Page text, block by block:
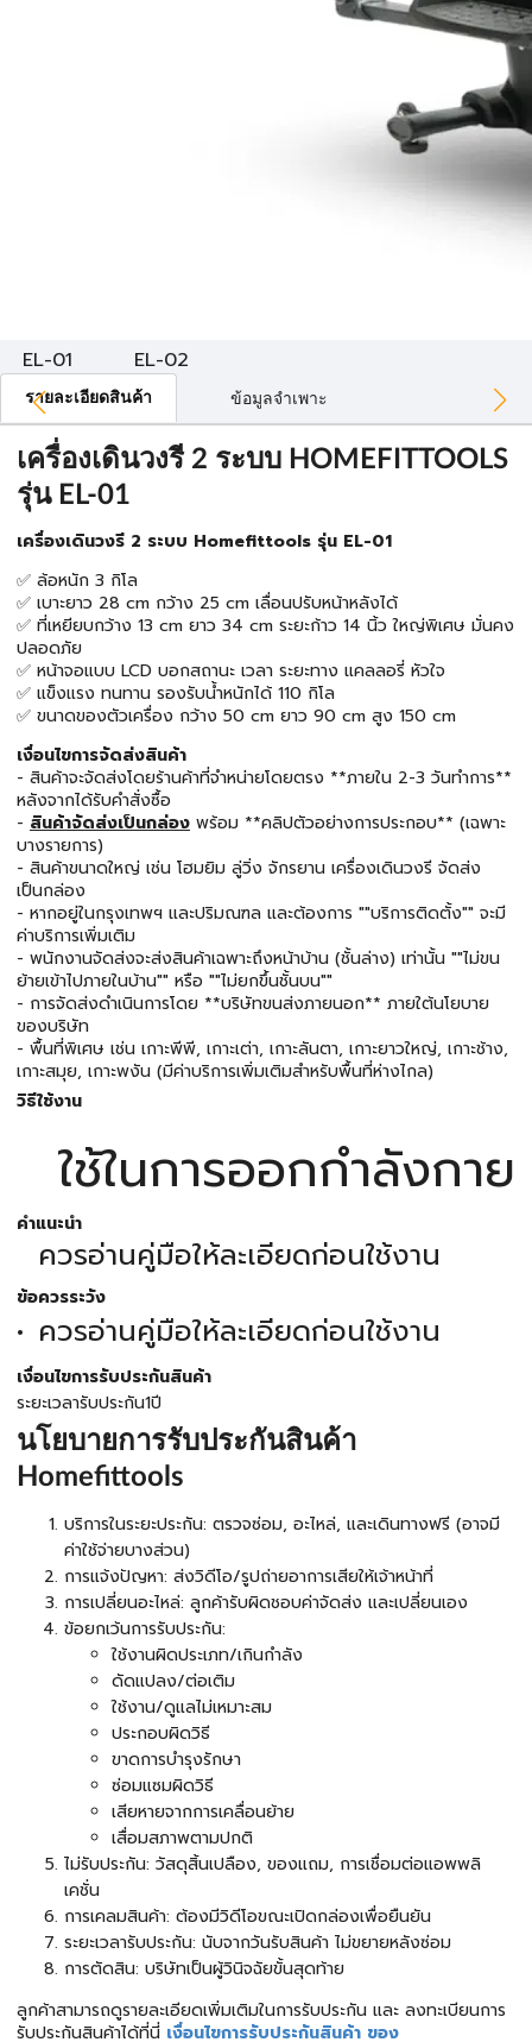
EL-01 EL-02
รายละเอียดสินค้า ข้อมูลจำเพาะ
เครื่องเดินวงรี 2 ระบบ HOMEFITTOOLS
รุ่น EL-01
เครื่องเดินวงรี 2 ระบบ Homefittools รุ่น EL-01
✅ ล้อหนัก 3 กิโล
✅ เบาะยาว 28 cm กว้าง 25 cm เลื่อนปรับหน้าหลังได้
✅ ที่เหยียบกว้าง 13 cm ยาว 34 cm ระยะก้าว 14 นิ้ว ใหญ่พิเศษ มั่นคง
ปลอดภัย
✅ หน้าจอแบบ LCD บอกสถานะ เวลา ระยะทาง แคลลอรี่ หัวใจ
✅ แข็งแรง ทนทาน รองรับน้ำหนักได้ 110 กิโล
✅ ขนาดของตัวเครื่อง กว้าง 50 cm ยาว 90 cm สูง 150 cm
เงื่อนไขการจัดส่งสินค้า
- สินค้าจะจัดส่งโดยร้านค้าที่จำหน่ายโดยตรง **ภายใน 2-3 วันทำการ**
หลังจากได้รับคำสั่งซื้อ
- สินค้าจัดส่งเป็นกล่อง พร้อม **คลิปตัวอย่างการประกอบ** (เฉพาะ
บางรายการ)
- สินค้าขนาดใหญ่ เช่น โฮมยิม ลู่วิ่ง จักรยาน เครื่องเดินวงรี จัดส่ง
เป็นกล่อง
- หากอยู่ในกรุงเทพฯ และปริมณฑล และต้องการ ""บริการติดตั้ง"" จะมี
ค่าบริการเพิ่มเติม
- พนักงานจัดส่งจะส่งสินค้าเฉพาะถึงหน้าบ้าน (ชั้นล่าง) เท่านั้น ""ไม่ขน
ย้ายเข้าไปภายในบ้าน"" หรือ ""ไม่ยกขึ้นชั้นบน""
- การจัดส่งดำเนินการโดย **บริษัทขนส่งภายนอก** ภายใต้นโยบาย
ของบริษัท
- พื้นที่พิเศษ เช่น เกาะพีพี, เกาะเต่า, เกาะลันตา, เกาะยาวใหญ่, เกาะช้าง,
เกาะสมุย, เกาะพงัน (มีค่าบริการเพิ่มเติมสำหรับพื้นที่ห่างไกล)
วิธีใช้งาน
ใช้ในการออกกำลังกาย
คำแนะนำ
ควรอ่านคู่มือให้ละเอียดก่อนใช้งาน
ข้อควรระวัง
ควรอ่านคู่มือให้ละเอียดก่อนใช้งาน
เงื่อนไขการรับประกันสินค้า
ระยะเวลารับประกัน1ปี
นโยบายการรับประกันสินค้า
Homefittools
บริการในระยะประกัน: ตรวจซ่อม, อะไหล่, และเดินทางฟรี (อาจมี
ค่าใช้จ่ายบางส่วน)
การแจ้งปัญหา: ส่งวิดีโอ/รูปถ่ายอาการเสียให้เจ้าหน้าที่
การเปลี่ยนอะไหล่: ลูกค้ารับผิดชอบค่าจัดส่ง และเปลี่ยนเอง
ข้อยกเว้นการรับประกัน:
ใช้งานผิดประเภท/เกินกำลัง
ดัดแปลง/ต่อเติม
ใช้งาน/ดูแลไม่เหมาะสม
ประกอบผิดวิธี
ขาดการบำรุงรักษา
ซ่อมแซมผิดวิธี
เสียหายจากการเคลื่อนย้าย
เสื่อมสภาพตามปกติ
ไม่รับประกัน: วัสดุสิ้นเปลือง, ของแถม, การเชื่อมต่อแอพพลิ
เคชั่น
การเคลมสินค้า: ต้องมีวิดีโอขณะเปิดกล่องเพื่อยืนยัน
ระยะเวลารับประกัน: นับจากวันรับสินค้า ไม่ขยายหลังซ่อม
การตัดสิน: บริษัทเป็นผู้วินิจฉัยขั้นสุดท้าย
ลูกค้าสามารถดูรายละเอียดเพิ่มเติมในการรับประกัน และ ลงทะเบียนการ
รับประกันสินค้าได้ที่นี่ เงื่อนไขการรับประกันสินค้า ของ